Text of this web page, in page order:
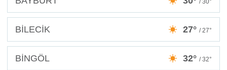
/ 30°
BİLECİK 27° / 27°
BİNGÖL 32° / 32°